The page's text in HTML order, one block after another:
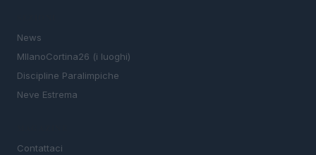
News
MIlanoCortina26 (i luoghi)
Discipline Paralimpiche
Neve Estrema
Contattaci